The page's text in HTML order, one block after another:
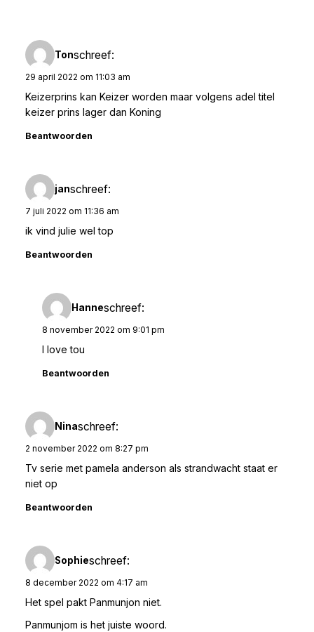
Tonschreef:
29 april 2022 om 11:03 am
Keizerprins kan Keizer worden maar volgens adel titel
keizer prins lager dan Koning
Beantwoorden
janschreef:
7 juli 2022 om 11:36 am
ik vind julie wel top
Beantwoorden
Hanneschreef:
8 november 2022 om 9:01 pm
I love tou
Beantwoorden
Ninaschreef:
2 november 2022 om 8:27 pm
Tv serie met pamela anderson als strandwacht staat er
niet op
Beantwoorden
Sophieschreef:
8 december 2022 om 4:17 am
Het spel pakt Panmunjon niet.
Panmunjom is het juiste woord.